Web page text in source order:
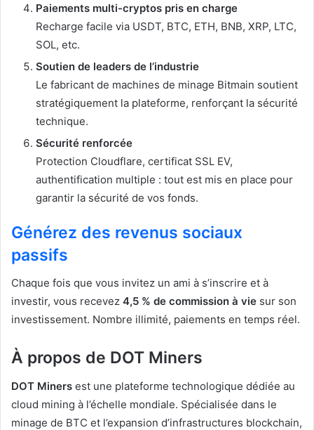
Paiements multi-cryptos pris en charge
Recharge facile via USDT, BTC, ETH, BNB, XRP, LTC,
SOL, etc.
Soutien de leaders de l’industrie
Le fabricant de machines de minage Bitmain soutient
stratégiquement la plateforme, renforçant la sécurité
technique.
Sécurité renforcée
Protection Cloudflare, certificat SSL EV,
authentification multiple : tout est mis en place pour
garantir la sécurité de vos fonds.
Générez des revenus sociaux
passifs
Chaque fois que vous invitez un ami à s’inscrire et à
investir, vous recevez 4,5 % de commission à vie sur son
investissement. Nombre illimité, paiements en temps réel.
À propos de DOT Miners
DOT Miners est une plateforme technologique dédiée au
cloud mining à l’échelle mondiale. Spécialisée dans le
minage de BTC et l’expansion d’infrastructures blockchain,